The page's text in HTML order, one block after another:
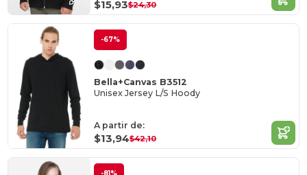
$15,93$24,30
-67%
Bella+Canvas B3512
Unisex Jersey L/S Hoody
A partir de:
$13,94$42,10